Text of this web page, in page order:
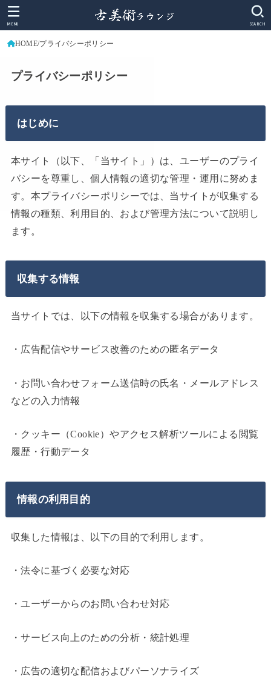
SEARCH
MENU
HOME プライバシーポリシー
プライバシーポリシー
はじめに
本サイト（以下、「当サイト」）は、ユーザーのプライ
バシーを尊重し、個人情報の適切な管理・運用に努めま
す。本プライバシーポリシーでは、当サイトが収集する
情報の種類、利用目的、および管理方法について説明し
ます。
収集する情報
当サイトでは、以下の情報を収集する場合があります。
・広告配信やサービス改善のための匿名データ
・お問い合わせフォーム送信時の氏名・メールアドレス
などの入力情報
・クッキー（Cookie）やアクセス解析ツールによる閲覧
履歴・行動データ
情報の利用目的
収集した情報は、以下の目的で利用します。
・法令に基づく必要な対応
・ユーザーからのお問い合わせ対応
・サービス向上のための分析・統計処理
・広告の適切な配信およびパーソナライズ